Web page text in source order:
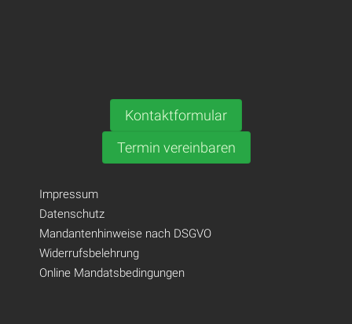
Kontaktformular
Termin vereinbaren
Impressum
Datenschutz
Mandantenhinweise nach DSGVO
Widerrufsbelehrung
Online Mandatsbedingungen